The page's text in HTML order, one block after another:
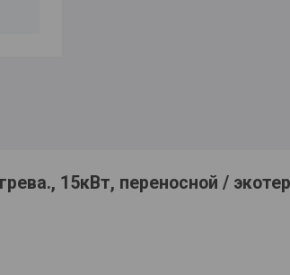
15кВт, переносной /